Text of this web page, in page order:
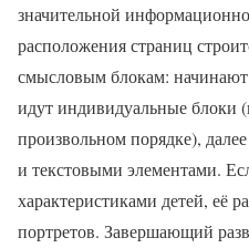
значительной
расположения страниц
смысловым блокам:
идут индивидуальные блоки
произвольном порядке),
и текстовыми элементами.
характеристиками детей, её
портретов. Завершающий